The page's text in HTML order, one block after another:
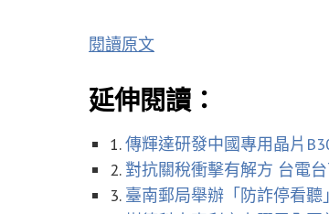
閱讀原文
延伸閱讀：
1.傳輝達研發中國專用晶片
2.對抗關稅衝擊有解方 台電
3. 臺南郵局舉辦「防詐停看